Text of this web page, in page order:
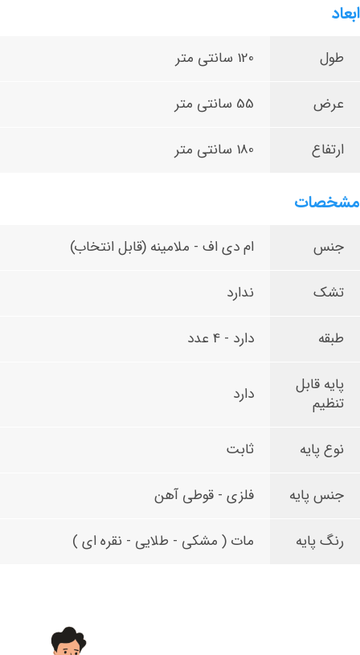
ابعاد
طول 120 سانتی متر
عرض 55 سانتی متر
ارتفاع 180 سانتی متر
مشخصات
جنس ام دی اف - ملامینه (قابل انتخاب)
تشک ندارد
طبقه دارد - 4 عدد
پایه قابل
تنظیم
دارد
نوع پایه ثابت
جنس پایه فلزی - قوطی آهن
رنگ پایه مات ( مشکی - طلایی - نقره ای )